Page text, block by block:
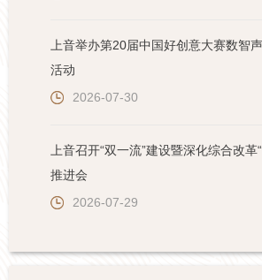
上音举办第20届中国好创意大赛数智
活动
2026-07-30
上音召开“双一流”建设暨深化综合改革
推进会
2026-07-29